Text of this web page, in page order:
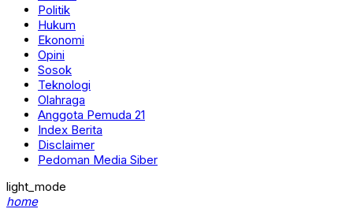
Politik
Hukum
Ekonomi
Opini
Sosok
Teknologi
Olahraga
Anggota Pemuda 21
Index Berita
Disclaimer
Pedoman Media Siber
light_mode
home